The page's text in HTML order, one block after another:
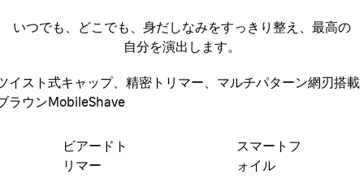
いつでも、どこでも、身だしなみをすっきり整え、最高の
自分を演出します。
イスト式キャップ、精密トリマー、マルチパターン網刃搭載
ラウンMobileShave
ビアードト
リマー
スマートフ
ォイル